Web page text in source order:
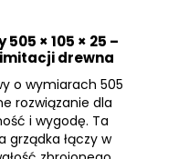
× 105 × 25 –
drewna
o wymiarach 505
rozwiązanie dla
i wygodę. Ta
grządka łączy w